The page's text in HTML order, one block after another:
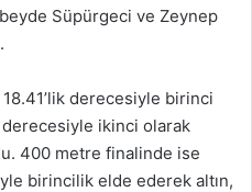
Süpürgeci ve Zeynep
derecesiyle birinci
derecesiyle ikinci olarak
400 metre finalinde ise
birincilik elde ederek altın,